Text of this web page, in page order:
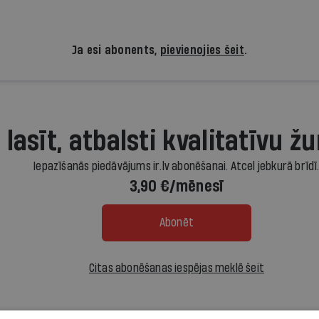
Ja esi abonents, pievienojies šeit.
lasīt, atbalsti kvalitatīvu
Iepazīšanās piedāvājums ir.lv abonēšanai. Atcel jebkurā brīdī.
3,90 €/mēnesī
Abonēt
Citas abonēšanas iespējas meklē šeit